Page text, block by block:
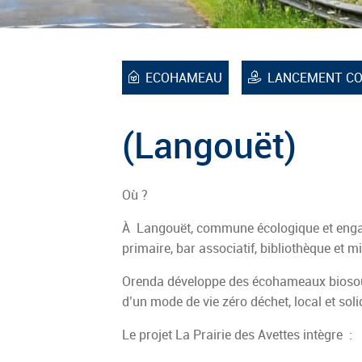
ECOHAMEAU LANCEMENT
(Langouët)
Où ?
À Langouët, commune écologique et
primaire, bar associatif, bibliothèque et
Orenda développe des écohameaux
d’un mode de vie zéro déchet, local et
Le projet La Prairie des Avettes intègre :